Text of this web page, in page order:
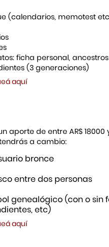
(calendarios, memotest
ficha personal,
(3 generaciones)
aquí
aporte de entre AR$ 18000
a cambio:
bronce
entre dos personas
genealógico (con o sin
etc)
aquí